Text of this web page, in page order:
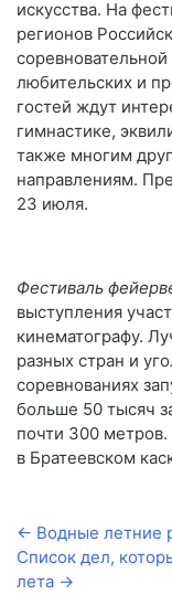
искусства. На
регионов
соревновательной
любительских и
гостей ждут
гимнастике,
также многим
направлениям.
23 июля.
Фестиваль
выступления
кинематографу.
разных стран и
соревнованиях
больше 50 тысяч
почти 300
в Братеевском
← Водные летние
Список дел,
лета →